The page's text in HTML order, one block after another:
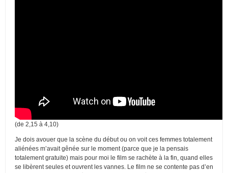
(de 2,15 à 4,10)
Je dois avouer que la scène du début ou on voit ces femmes totalement
aliénées m’avait gênée sur le moment (parce que je la pensais
totalement gratuite) mais pour moi le film se rachète à la fin, quand elles
se libèrent seules et ouvrent les vannes. Le film ne se contente pas d’en